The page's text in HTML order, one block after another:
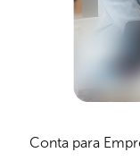
Conta para